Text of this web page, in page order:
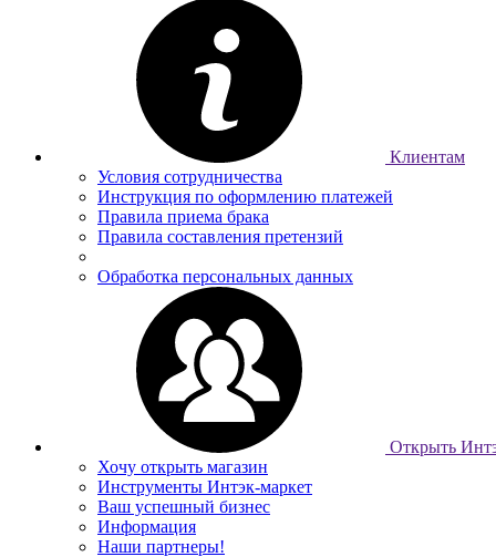
Клиентам
Условия сотрудничества
Инструкция по оформлению платежей
Правила приема брака
Правила составления претензий
Обработка персональных данных
Открыть
Хочу открыть магазин
Инструменты Интэк-маркет
Ваш успешный бизнес
Информация
Наши партнеры!